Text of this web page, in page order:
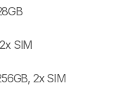
SIM
2x SIM